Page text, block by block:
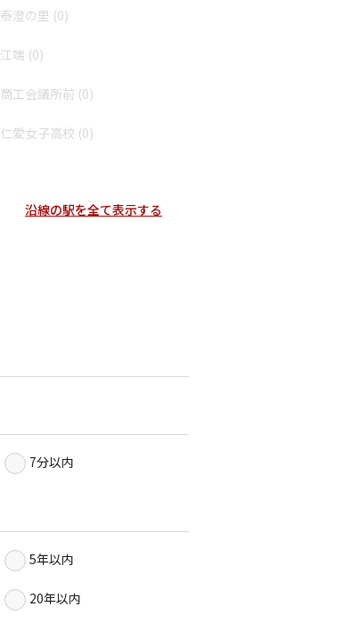
泰澄の里 (0)
江端 (0)
商工会議所前 (0)
仁愛女子高校 (0)
沿線の駅を全て表示する
7分以内
5年以内
20年以内